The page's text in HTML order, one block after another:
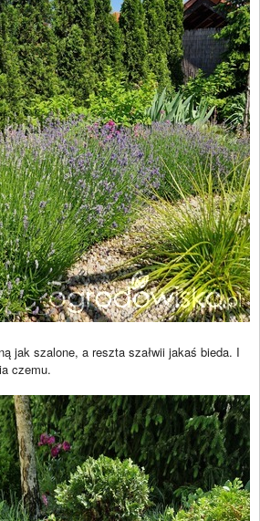
jak szalone, a reszta szałwii jakaś bieda. I
czemu.